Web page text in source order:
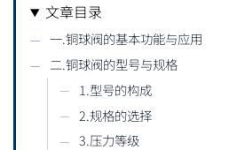
文章目录
一.铜球阀的基本功能与应用
二.铜球阀的型号与规格
1.型号的构成
2.规格的选择
3.压力等级